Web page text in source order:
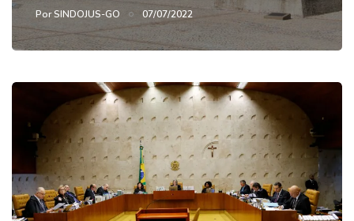
PorSINDOJUS-GO 07/07/2022